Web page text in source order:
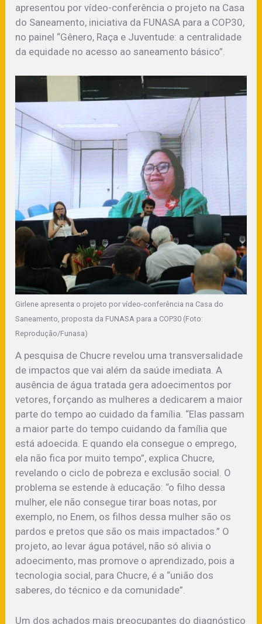
apresentou por vídeo-conferência o projeto na Casa
do Saneamento, iniciativa da FUNASA para a COP30,
no painel “Gênero, Raça e Juventude: a centralidade
da equidade no acesso ao saneamento básico”.
Girlene apresenta o projeto por vídeo-conferência na Casa do
Saneamento, proposta da FUNASA para a COP30 (Foto:
Reprodução/Funasa)
A pesquisa de Chucre revelou uma transversalidade
de impactos que vai além da saúde imediata. A
ausência de água tratada gera adoecimentos por
vetores, forçando as mulheres a dedicarem a maior
parte do tempo ao cuidado da família. “Elas passam
a maior parte do tempo cuidando da família que
está adoecida. E quando ela consegue o emprego,
ela não fica por muito tempo”, explica Chucre,
revelando o ciclo de pobreza e exclusão social. O
problema se estende à educação: “o filho dessa
mulher, ele não consegue tirar boas notas, por
exemplo, no Enem, os filhos dessa mulher são os
pardos e pretos que são os mais impactados.” O
projeto, ao levar água potável, não só alivia o
adoecimento, mas promove o aprendizado, pois a
tecnologia social, para Chucre, é a “união dos
saberes, do técnico e da comunidade”.
Um dos achados mais preocupantes do diagnóstico